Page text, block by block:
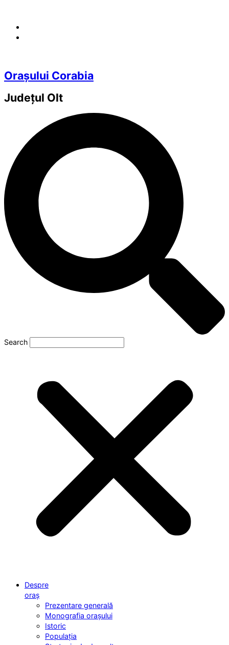
Orașului Corabia
Județul Olt
Search
Despre
oraș
Prezentare generală
Monografia orașului
Istoric
Populația